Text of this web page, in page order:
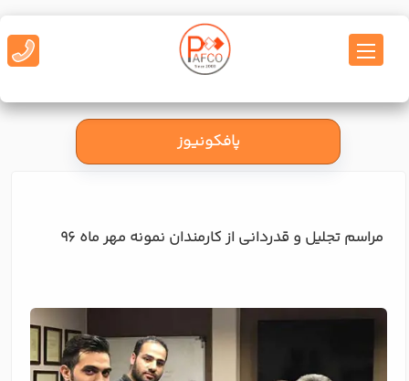
پافکونیوز
مراسم تجلیل و قدردانی از کارمندان نمونه مهر ماه 96